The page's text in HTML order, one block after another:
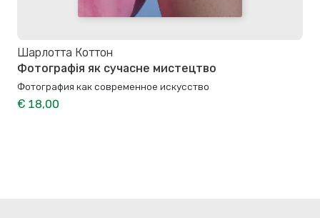
Шарлотта Коттон
Фотографія як сучасне мистецтво
Фотография как современное искусство
€ 18,00